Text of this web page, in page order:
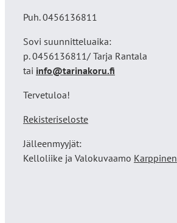
Puh. 0456136811
Sovi suunnitteluaika:
p. 0456136811/ Tarja Rantala
tai info@tarinakoru.fi
Tervetuloa!
Rekisteriseloste
Jälleenmyyjät:
Kelloliike ja Valokuvaamo Karppinen